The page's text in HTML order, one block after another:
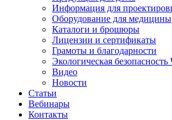
Информация для
Оборудование для медицины
Каталоги и брошюры
Лицензии и сертификаты
Грамоты и благодарности
Экологическая безопасность
Видео
Новости
Статьи
Вебинары
Контакты